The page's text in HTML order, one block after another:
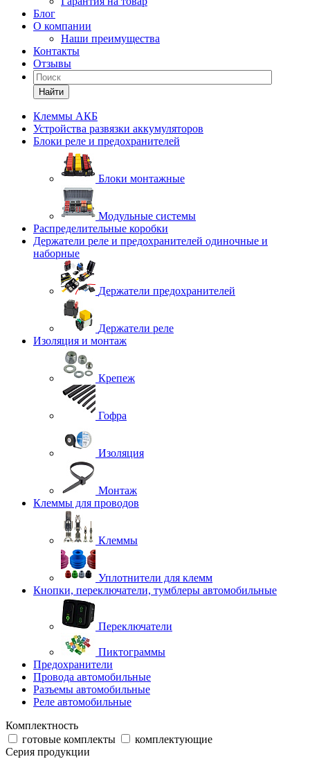
Блог
О компании
Наши преимущества
Контакты
Отзывы
Найти
Клеммы АКБ
Устройства развязки аккумуляторов
Блоки реле и предохранителей
Блоки монтажные
Модульные системы
Распределительные коробки
Держатели реле и предохранителей одиночные и
наборные
Держатели предохранителей
Держатели реле
Изоляция и монтаж
Крепеж
Гофра
Изоляция
Монтаж
Клеммы для проводов
Клеммы
Уплотнители для клемм
Кнопки, переключатели, тумблеры автомобильные
Переключатели
Пиктограммы
Предохранители
Провода автомобильные
Разъемы автомобильные
Реле автомобильные
Комплектность
готовые комплекты
комплектующие
Серия продукции